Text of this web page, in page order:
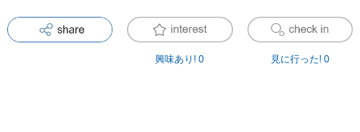
興味あり! 0 見に行った! 0